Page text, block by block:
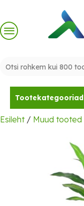
content
Tootekategooriad
Esileht/ Muud tooted